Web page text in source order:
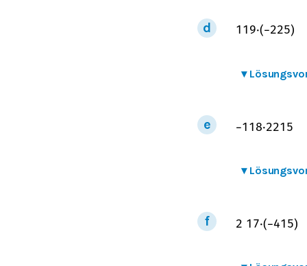
1 1 9⋅(−225)
▾
−1 1 8⋅2215
▾
2 1 7⋅(−41 5)